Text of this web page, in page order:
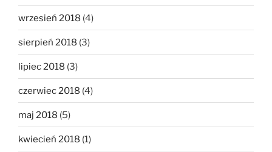
wrzesień 2018 (4)
sierpień 2018 (3)
lipiec 2018 (3)
czerwiec 2018 (4)
maj 2018 (5)
kwiecień 2018 (1)